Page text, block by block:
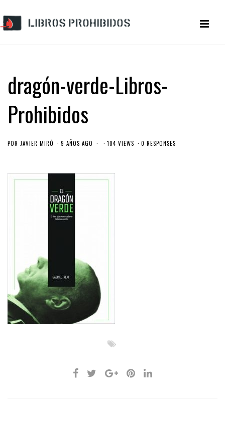
dragón-verde-Libros-
Prohibidos
POR JAVIER MIRÓ 9 AÑOS AGO 104 VIEWS 0 RESPONSES